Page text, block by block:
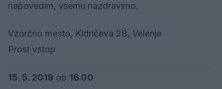
napovedim, vsemu nazdravimo.
Vzorčno mesto, Kidričeva 2B, Velenje
Prost vstop
15. 5. 2019 ob 16.00